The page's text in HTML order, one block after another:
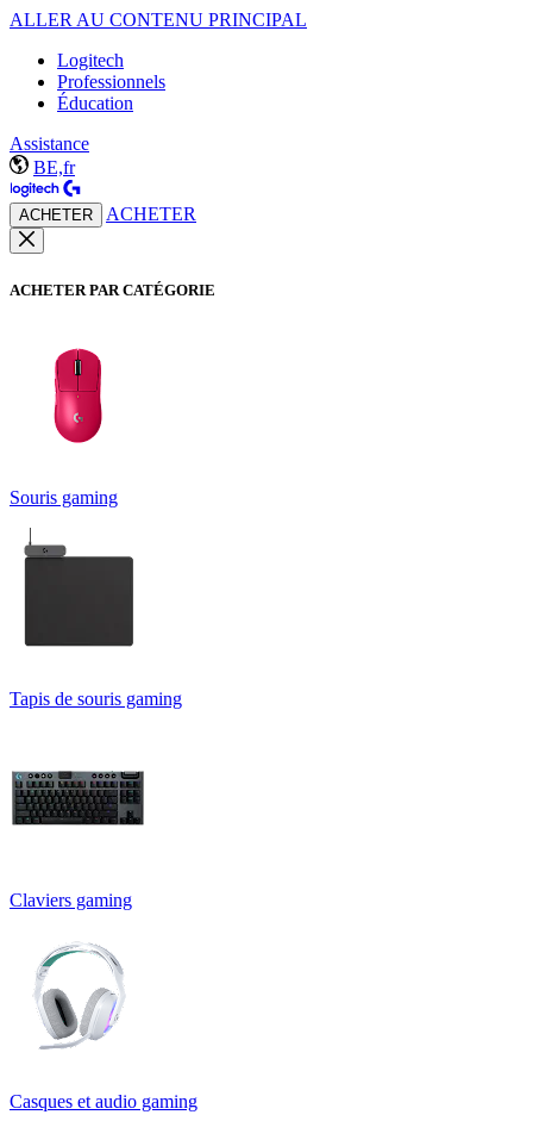
ALLER AU CONTENU PRINCIPAL
Logitech
Professionnels
Éducation
Assistance
BE,fr
ACHETER ACHETER
ACHETER PAR CATÉGORIE
Souris gaming
Tapis de souris gaming
Claviers gaming
Casques et audio gaming